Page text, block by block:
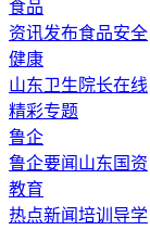
食品
资讯发布食品安全
健康
山东卫生 院长在线
精彩专题
鲁企
鲁企要闻 山东国资
教育
热点新闻培训导学